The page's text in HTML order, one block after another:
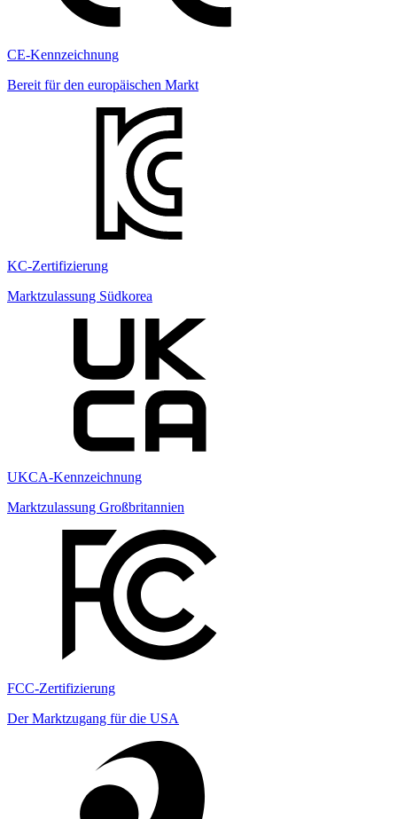
CE-Kennzeichnung
Bereit für den europäischen Markt
KC-Zertifizierung
Marktzulassung Südkorea
UKCA-Kennzeichnung
Marktzulassung Großbritannien
FCC-Zertifizierung
Der Marktzugang für die USA